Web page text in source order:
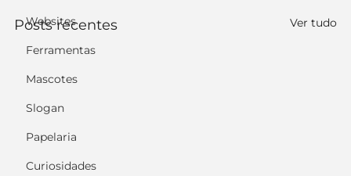
Websites
Ferramentas
Mascotes
Slogan
Papelaria
Curiosidades
Posts recentes Ver tudo